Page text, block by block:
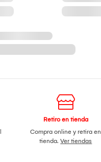
Retiro en tienda
Compra online y retira en
tienda.Ver tiendas